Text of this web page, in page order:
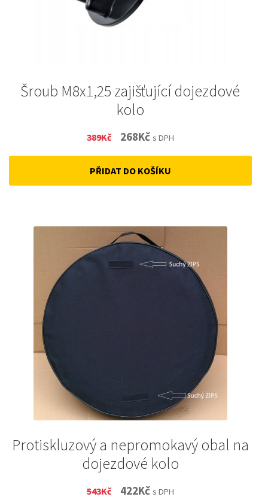
Šroub M8x1,25 zajišťující dojezdové
kolo
389Kč
Original
price
was:
268KčCurrent
price
is:
s DPH
PŘIDAT DO KOŠÍKU
Protiskluzový a nepromokavý obal na
dojezdové kolo
543Kč
Original
422KčCurrent
s DPH